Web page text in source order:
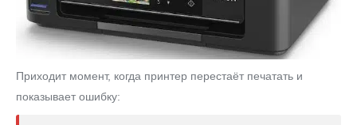
Приходит момент, когда принтер перестаёт печатать и
показывает ошибку: